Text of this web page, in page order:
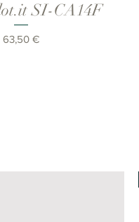
SI-CA14F
Precio
63,50 €